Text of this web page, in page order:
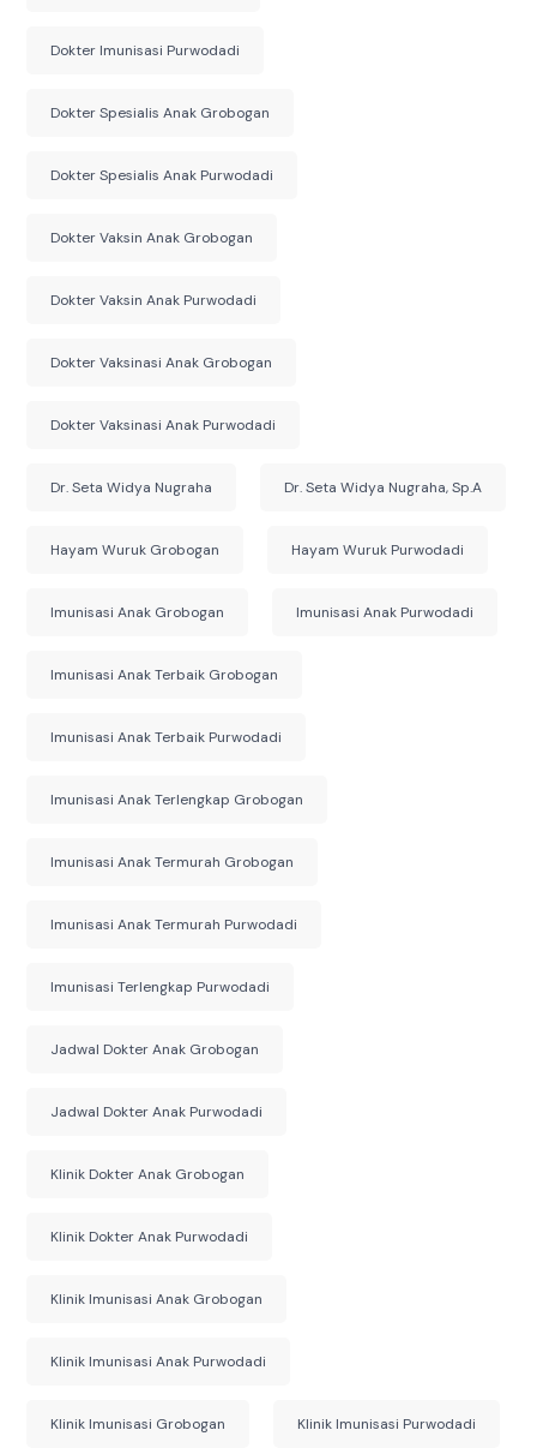
Dokter Imunisasi Purwodadi
Dokter Spesialis Anak Grobogan
Dokter Spesialis Anak Purwodadi
Dokter Vaksin Anak Grobogan
Dokter Vaksin Anak Purwodadi
Dokter Vaksinasi Anak Grobogan
Dokter Vaksinasi Anak Purwodadi
Dr. Seta Widya Nugraha Dr. Seta Widya Nugraha, Sp.A
Hayam Wuruk Grobogan Hayam Wuruk Purwodadi
Imunisasi Anak Grobogan Imunisasi Anak Purwodadi
Imunisasi Anak Terbaik Grobogan
Imunisasi Anak Terbaik Purwodadi
Imunisasi Anak Terlengkap Grobogan
Imunisasi Anak Termurah Grobogan
Imunisasi Anak Termurah Purwodadi
Imunisasi Terlengkap Purwodadi
Jadwal Dokter Anak Grobogan
Jadwal Dokter Anak Purwodadi
Klinik Dokter Anak Grobogan
Klinik Dokter Anak Purwodadi
Klinik Imunisasi Anak Grobogan
Klinik Imunisasi Anak Purwodadi
Klinik Imunisasi Grobogan Klinik Imunisasi Purwodadi